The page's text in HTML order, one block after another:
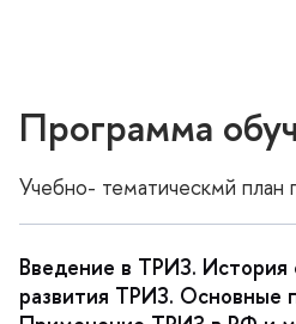
Программа
Учебно- тематическмй план
едение в ТРИЗ. История
развития ТРИЗ. Основные